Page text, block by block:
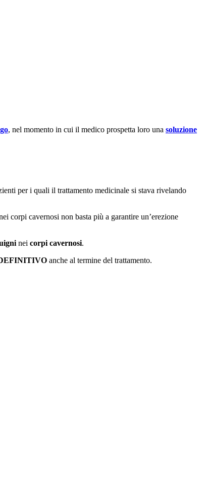
, nel momento in cui il medico prospetta loro una soluzione
per i quali il trattamento medicinale si stava rivelando
corpi cavernosi non basta più a garantire un’erezione
nei corpi cavernosi.
anche al termine del trattamento.